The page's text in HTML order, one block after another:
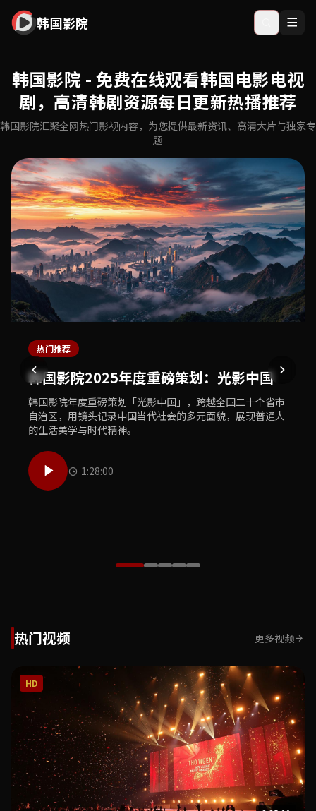
韩国影院
韩国影院 - 免费在线观看韩国电影电视
剧，高清韩剧资源每日更新热播推荐
韩国影院汇聚全网热门影视内容，为您提供最新资讯、高清大片与独家专
题
热门推荐
韩国影院2025年度重磅策划：光影中国
韩国影院年度重磅策划「光影中国」，跨越全国二十个省市
自治区，用镜头记录中国当代社会的多元面貌，展现普通人
的生活美学与时代精神。
1:28:00
最新上线
韩国影院独家首播：犯罪悬疑巨制《暗夜
追凶》
韩国影院全网独家首播年度犯罪悬疑巨制《暗夜追凶》，汇
聚顶级主创团队，打造国产悬疑类型片的全新高度，扣人心
弦的剧情让观众欲罢不能。
独家专题
韩国影院文化之旅：敦煌莫高窟数字修复
工程纪实
韩国影院历时三年跟拍敦煌莫高窟数字修复工程，首次向公
众展示文物修复师的日常工作与千年壁画数字化保护的前沿
技术，致敬守护文明的工作者。
体育精选
韩国影院体育盛典：2025亚洲杯足球赛精
彩集锦
韩国影院体育频道精心制作2025亚洲杯足球赛全程精彩集
锦，收录每一个激动人心的进球瞬间、每一次精彩的扑救以
及赛场上最感人的球员故事。
美食推荐
韩国影院美食探索：中华老字号寻味之旅
韩国影院美食团队走遍大江南北，探访三十家中华老字号餐
饮品牌，用镜头记录传统烹饪技艺的传承故事与地道风味的
独特魅力，唤醒你的味蕾记忆。
50:00
热门视频 更多视频
HD